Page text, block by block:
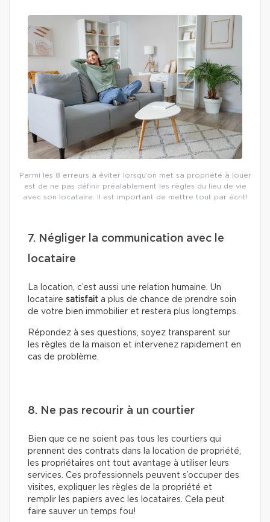
Parmi les 8 erreurs à éviter lorsqu’on met sa propriété à louer
est de ne pas définir préalablement les règles du lieu de vie
avec son locataire. Il est important de mettre tout par écrit!
7. Négliger la communication avec le
locataire
La location, c’est aussi une relation humaine. Un
locataire satisfait a plus de chance de prendre soin
de votre bien immobilier et restera plus longtemps.
Répondez à ses questions, soyez transparent sur
les règles de la maison et intervenez rapidement en
cas de problème.
8. Ne pas recourir à un courtier
Bien que ce ne soient pas tous les courtiers qui
prennent des contrats dans la location de propriété,
les propriétaires ont tout avantage à utiliser leurs
services. Ces professionnels peuvent s’occuper des
visites, expliquer les règles de la propriété et
remplir les papiers avec les locataires. Cela peut
faire sauver un temps fou!